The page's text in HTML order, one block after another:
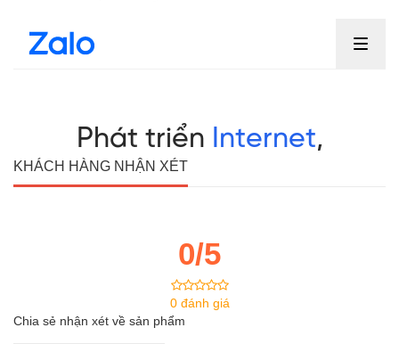
KHÁCH HÀNG NHẬN XÉT
0/5
0 đánh giá
Chia sẻ nhận xét về sản phẩm